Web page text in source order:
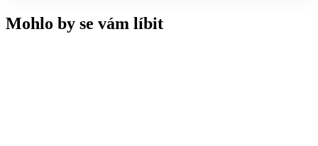
Mohlo by se vám líbit